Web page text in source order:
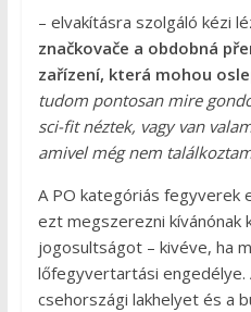
– elvakításra szolgáló kézi
značkovače a obdobná
zařízení, která mohou
tudom pontosan mire
sci-fit néztek, vagy van
amivel még nem
A PO kategóriás fegyverek
ezt megszerezni kívánónak
jogosultságot – kivéve, ha
lőfegyvertartási engedélye.
csehországi lakhelyet és a